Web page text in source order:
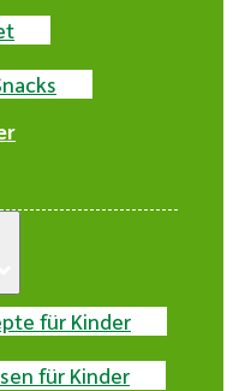
für Kinder
für Kinder